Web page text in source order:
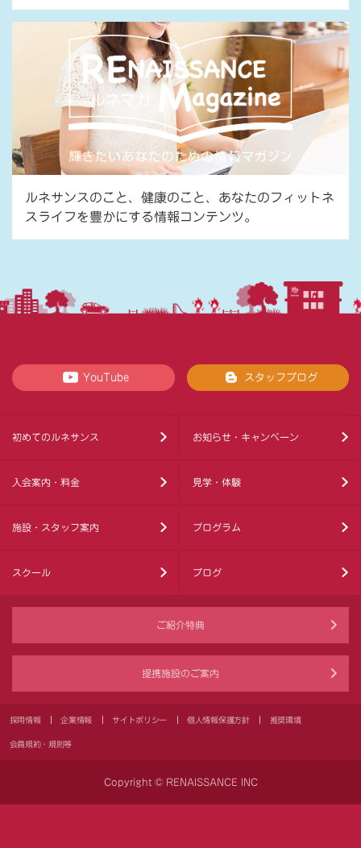
ルネサンスのこと、健康のこと、あなたのフィットネ
スライフを豊かにする情報コンテンツ。
YouTube スタッフブログ
初めてのルネサンス お知らせ・キャンペーン
入会案内・料金 見学・体験
施設・スタッフ案内 プログラム
スクール ブログ
ご紹介特典
提携施設のご案内
採用情報 企業情報 サイトポリシー 個人情報保護方針 推奨環境
会員規約・規則等
Copyright © RENAISSANCE INC